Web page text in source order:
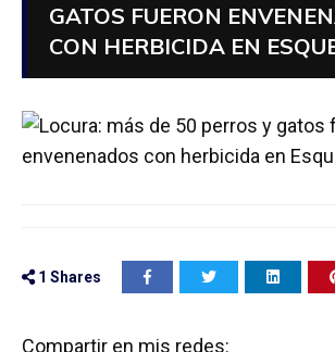
GATOS FUERON
CON HERBICIDA EN
1 Shares
Compartir en mis redes: